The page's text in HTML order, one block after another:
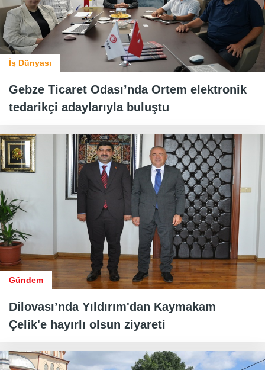
İş Dünyası
Gebze Ticaret Odası’nda Ortem elektronik
tedarikçi adaylarıyla buluştu
Gündem
Dilovası’nda Yıldırım'dan Kaymakam
Çelik'e hayırlı olsun ziyareti